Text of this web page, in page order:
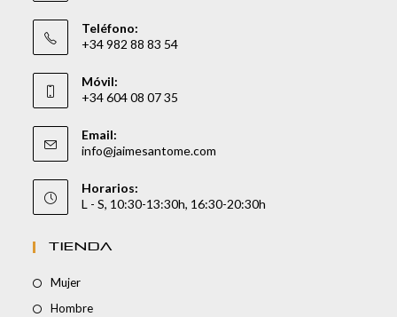
Teléfono:
+34 982 88 83 54
Móvil:
+34 604 08 07 35
Email:
info@jaimesantome.com
Horarios:
L - S, 10:30-13:30h, 16:30-20:30h
TIENDA
Mujer
Hombre